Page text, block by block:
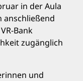
in der Aula
anschließend
Bank
zugänglich
und